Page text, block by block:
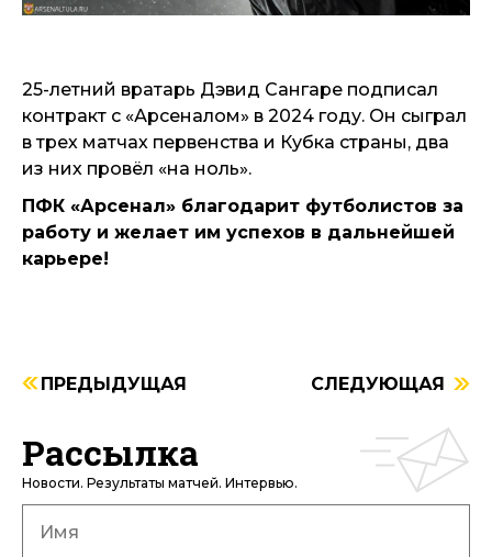
25-летний вратарь Дэвид Сангаре подписал
контракт с «Арсеналом» в 2024 году. Он сыграл
в трех матчах первенства и Кубка страны, два
из них провёл «на ноль».
ПФК «Арсенал» благодарит футболистов за
работу и желает им успехов в дальнейшей
карьере!
ПРЕДЫДУЩАЯ СЛЕДУЮЩАЯ
Рассылка
Новости. Результаты матчей. Интервью.